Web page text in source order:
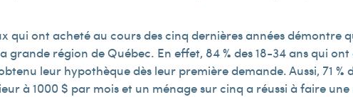
qui ont acheté au cours des cinq dernières années démontre
grande région de Québec. En effet, 84 % des 18-34 ans qui
leur hypothèque dès leur première demande. Aussi, 71
à 1 000 $ par mois et un ménage sur cinq a réussi à faire une